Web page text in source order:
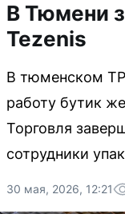
В Тюмени
Tezenis
В тюменском
работу бутик
Торговля
сотрудники
30 мая, 2026, 12:21